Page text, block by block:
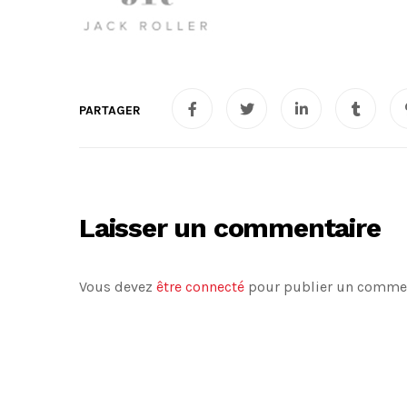
Laisser un commentaire
Vous devez être connecté pour publier un